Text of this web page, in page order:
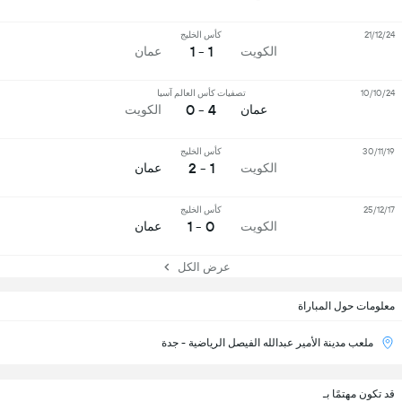
معلومات حول المباراة
ملعب مدينة الأمير عبدالله الفيصل الرياضية - جدة
الكويت
كأس الخليج
1 - 1 عمان
21/12/24
عمان
تصفيات كأس العالم آسيا
4 - 0 الكويت
10/10/24
الكويت
كأس الخليج
1 - 2 عمان
30/11/19
الكويت
كأس الخليج
0 - 1 عمان
25/12/17
عرض الكل
قد تكون مهتمًا بـ